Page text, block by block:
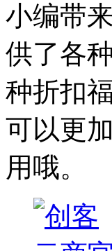
小编带
供了各
种折扣
可以更
用哦。